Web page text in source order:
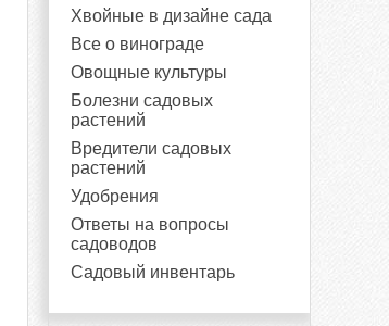
Хвойные в дизайне сада
Все о винограде
Овощные культуры
Болезни садовых
растений
Вредители садовых
растений
Удобрения
Ответы на вопросы
садоводов
Садовый инвентарь